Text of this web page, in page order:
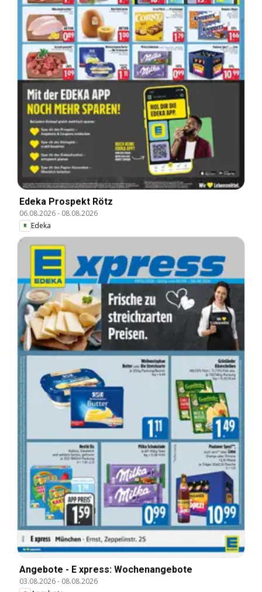
Edeka Prospekt Rötz
06.08.2026- 08.08.2026
Edeka
Angebote - E xpress: Wochenangebote
03.08.2026- 08.08.2026